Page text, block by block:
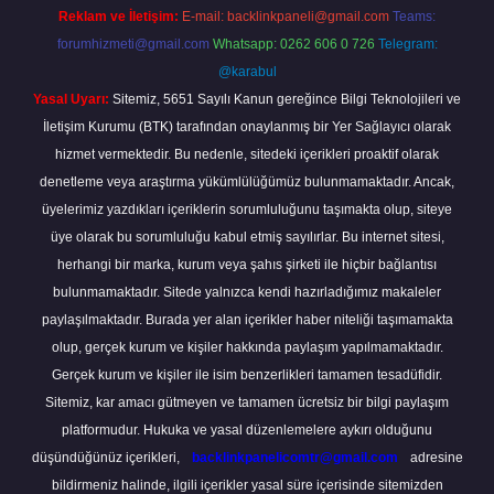
Reklam ve İletişim: E-mail: backlinkpaneli@gmail.com Teams:
forumhizmeti@gmail.com Whatsapp: 0262 606 0 726 Telegram:
@karabul
Yasal Uyarı: Sitemiz, 5651 Sayılı Kanun gereğince Bilgi Teknolojileri ve
İletişim Kurumu (BTK) tarafından onaylanmış bir Yer Sağlayıcı olarak
hizmet vermektedir. Bu nedenle, sitedeki içerikleri proaktif olarak
denetleme veya araştırma yükümlülüğümüz bulunmamaktadır. Ancak,
üyelerimiz yazdıkları içeriklerin sorumluluğunu taşımakta olup, siteye
üye olarak bu sorumluluğu kabul etmiş sayılırlar. Bu internet sitesi,
herhangi bir marka, kurum veya şahıs şirketi ile hiçbir bağlantısı
bulunmamaktadır. Sitede yalnızca kendi hazırladığımız makaleler
paylaşılmaktadır. Burada yer alan içerikler haber niteliği taşımamakta
olup, gerçek kurum ve kişiler hakkında paylaşım yapılmamaktadır.
Gerçek kurum ve kişiler ile isim benzerlikleri tamamen tesadüfidir.
Sitemiz, kar amacı gütmeyen ve tamamen ücretsiz bir bilgi paylaşım
platformudur. Hukuka ve yasal düzenlemelere aykırı olduğunu
düşündüğünüz içerikleri,
backlinkpanelicomtr@gmail.com
adresine
bildirmeniz halinde, ilgili içerikler yasal süre içerisinde sitemizden